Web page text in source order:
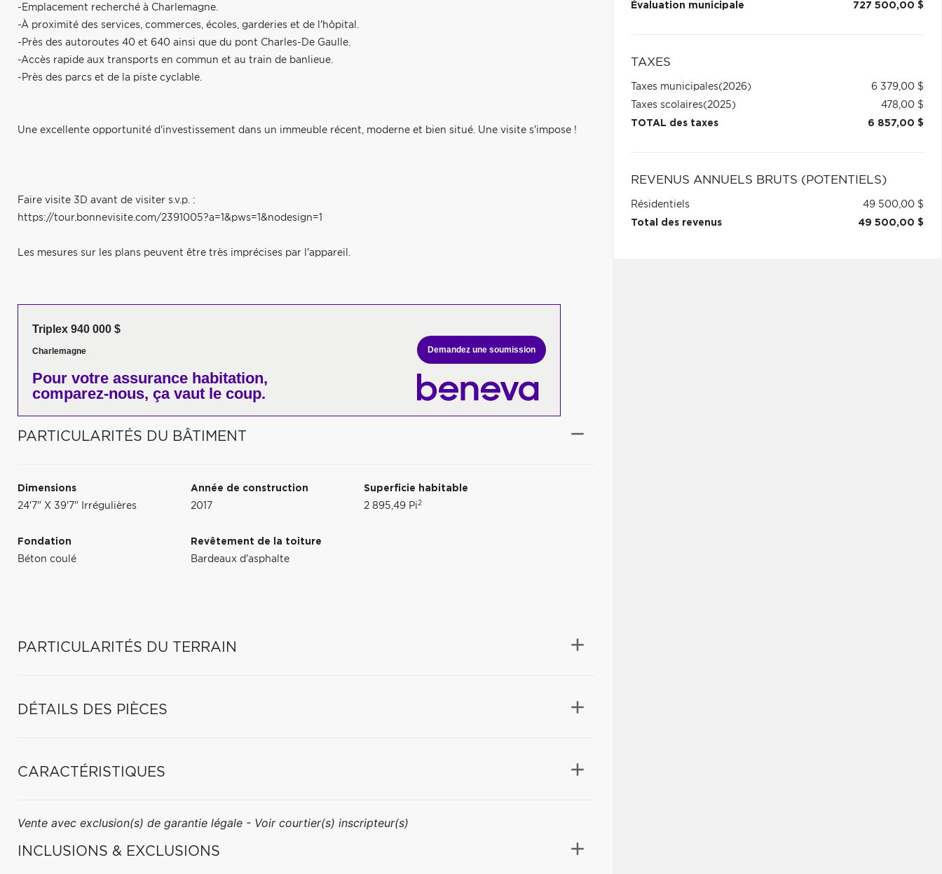
-Emplacement recherché à Charlemagne.
-À proximité des services, commerces, écoles, garderies et de l'hôpital.
-Près des autoroutes 40 et 640 ainsi que du pont Charles-De Gaulle.
-Accès rapide aux transports en commun et au train de banlieue.
-Près des parcs et de la piste cyclable.
Une excellente opportunité d'investissement dans un immeuble récent, moderne et bien situé. Une visite s'impose !
Faire visite 3D avant de visiter s.v.p. :
https://tour.bonnevisite.com/2391005?a=1&pws=1&nodesign=1
Les mesures sur les plans peuvent être très imprécises par l'appareil.
Triplex 940 000 $
Charlemagne
Pour votre assurance habitation,
comparez-nous, ça vaut le coup.
Demandez une soumission
PARTICULARITÉS DU BÂTIMENT
Dimensions
24'7" X 39'7" Irrégulières
Année de construction
2017
Superficie habitable
2 895,49 Pi2
Fondation
Béton coulé
Revêtement de la toiture
Bardeaux d'asphalte
PARTICULARITÉS DU TERRAIN
DÉTAILS DES PIÈCES
CARACTÉRISTIQUES
Vente avec exclusion(s) de garantie légale - Voir courtier(s) inscripteur(s)
INCLUSIONS & EXCLUSIONS
Évaluation municipale
727 500,00 $
TAXES
Taxes municipales(2026)
6 379,00 $
Taxes scolaires(2025)
478,00 $
TOTAL des taxes
6 857,00 $
REVENUS ANNUELS BRUTS (POTENTIELS)
Résidentiels
49 500,00 $
Total des revenus
49 500,00 $